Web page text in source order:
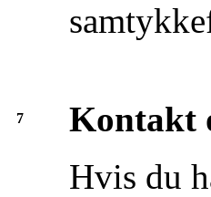
7
Kontakt
Hvis du